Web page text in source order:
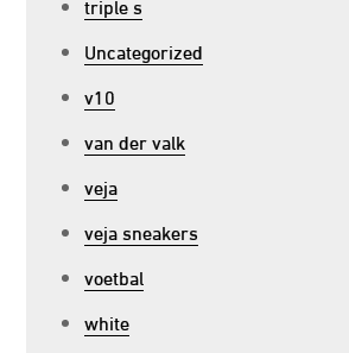
Uncategorized
v10
van der valk
veja
veja sneakers
voetbal
white